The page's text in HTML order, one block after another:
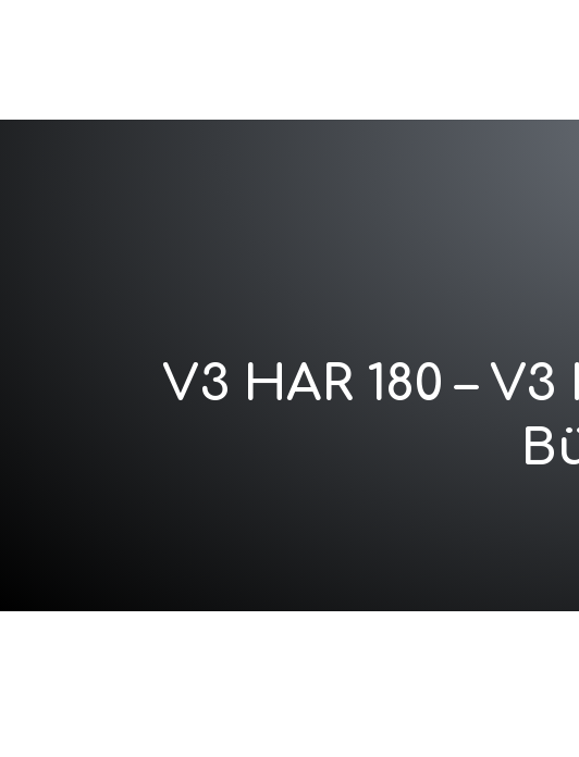
V3 HAR 180 –